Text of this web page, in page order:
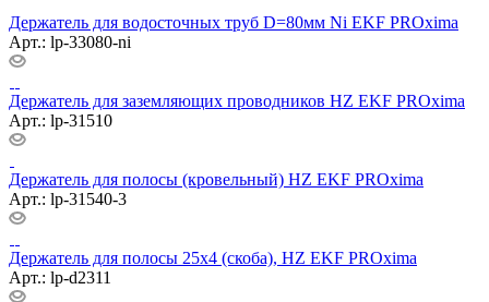
Держатель для водосточных труб D=80мм Ni EKF PROxima
Арт.: lp-33080-ni
Держатель для заземляющих проводников HZ EKF PROxima
Арт.: lp-31510
Держатель для полосы (кровельный) HZ EKF PROxima
Арт.: lp-31540-3
Держатель для полосы 25х4 (скоба), HZ EKF PROxima
Арт.: lp-d2311